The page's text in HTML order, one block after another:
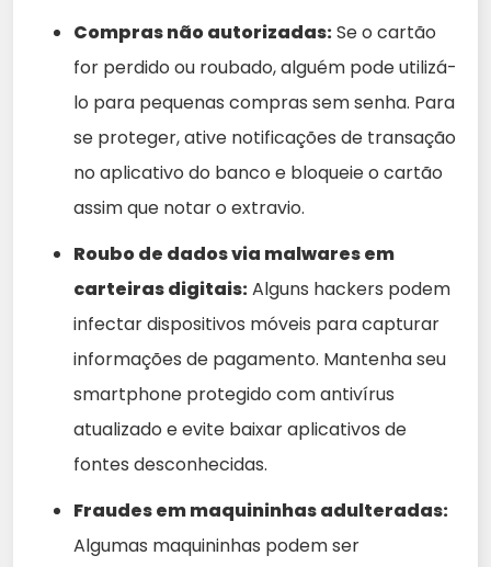
Compras não autorizadas:Se o cartão
for perdido ou roubado, alguém pode utilizá-
lo para pequenas compras sem senha. Para
se proteger, ative notificações de transação
no aplicativo do banco e bloqueie o cartão
assim que notar o extravio.
Roubo de dados via malwares em
carteiras digitais:Alguns hackers podem
infectar dispositivos móveis para capturar
informações de pagamento. Mantenha seu
smartphone protegido com antivírus
atualizado e evite baixar aplicativos de
fontes desconhecidas.
Fraudes em maquininhas adulteradas:
Algumas maquininhas podem ser